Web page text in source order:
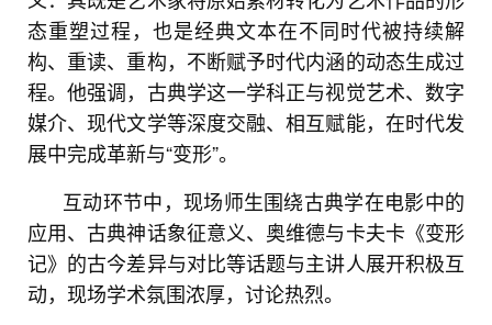
态重塑过程，也是经典文本在不同时代被持续解
构、重读、重构，不断赋予时代内涵的动态生成过
程。他强调，古典学这一学科正与视觉艺术、数字
媒介、现代文学等深度交融、相互赋能，在时代发
展中完成革新与“变形”。
互动环节中，现场师生围绕古典学在电影中的
应用、古典神话象征意义、奥维德与卡夫卡《变形
记》的古今差异与对比等话题与主讲人展开积极互
动，现场学术氛围浓厚，讨论热烈。